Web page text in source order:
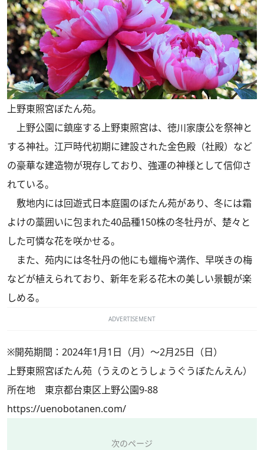
上野東照宮ぼたん苑。
上野公園に鎮座する上野東照宮は、徳川家康公を祭神と
する神社。江戸時代初期に建設された金色殿（社殿）など
の豪華な建造物が現存しており、強運の神様として信仰さ
れている。
敷地内には回遊式日本庭園のぼたん苑があり、冬には霜
よけの藁囲いに包まれた40品種150株の冬牡丹が、楚々と
した可憐な花を咲かせる。
また、苑内には冬牡丹の他にも蠟梅や満作、早咲きの梅
などが植えられており、新年を彩る花木の美しい景観が楽
しめる。
ADVERTISEMENT
※開苑期間：2024年1月1日（月）～2月25日（日）
上野東照宮ぼたん苑（うえのとうしょうぐうぼたんえん）
所在地 東京都台東区上野公園9-88
https://uenobotanen.com/
次のページ